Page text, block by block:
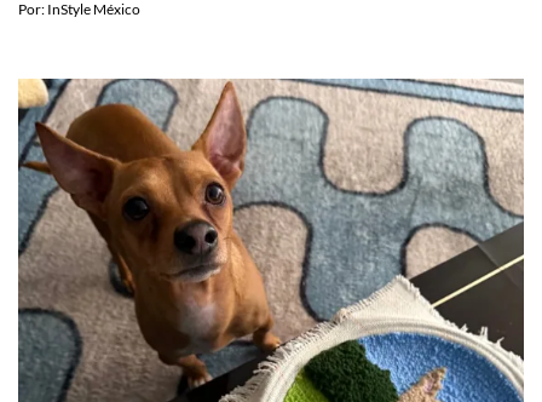
Por: InStyle México